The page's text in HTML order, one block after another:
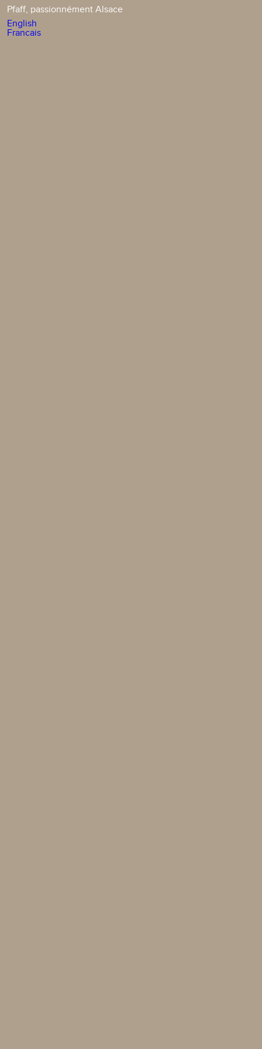
Pfaff, passionnément Alsace
English
Francais